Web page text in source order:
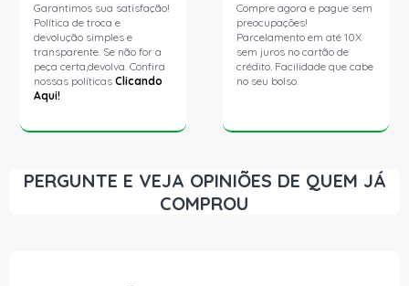
Garantimos sua satisfação!
Política de troca e
devolução simples e
transparente. Se não for a
peça certa,devolva. Confira
nossas políticasClicando
Aqui!
Compre agora e pague sem
preocupações!
Parcelamento em até 10X
sem juros no cartão de
crédito. Facilidade que cabe
no seu bolso.
PERGUNTE E VEJA OPINIÕES DE QUEM JÁ
COMPROU